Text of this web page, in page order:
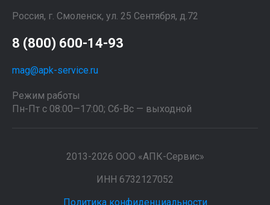
Россия, г. Смоленск, ул. 25 Сентября, д.72
8 (800) 600-14-93
mag@apk-service.ru
Режим работы
Пн-Пт с 08:00—17:00; Сб-Вс — выходной
2013-2026 ООО «АПК-Сервис»
ИНН 6732127052
Политика конфиденциальности